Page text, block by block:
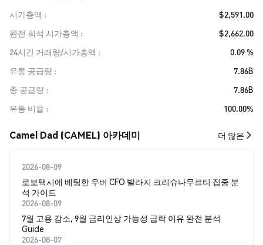
시가총액
$2,591.00
완전 희석 시가총액
$2,662.00
24시간 거래량/시가총액
0.09 %
유통 공급량
7.86B
총 공급량
7.86B
유통 비율
100.00%
Camel Dad (CAMEL) 아카데미 더 많은
2026-08-09
로보택시에 베팅한 우버 CFO 발라지 크리슈나무르티 집중 분
석 가이드
2026-08-09
7월 고용 감소, 9월 금리인상 가능성 급락 이유 완전 분석
Guide
2026-08-07